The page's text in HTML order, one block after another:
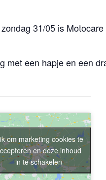
31/05 is
met een hapje en een
om marketing cookies te
en deze inhoud
in te schakelen